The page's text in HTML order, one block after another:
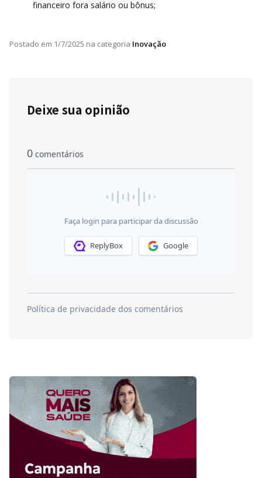
financeiro fora salário ou bônus;
Postado em 1/7/2025 na categoria Inovação
Deixe sua opinião